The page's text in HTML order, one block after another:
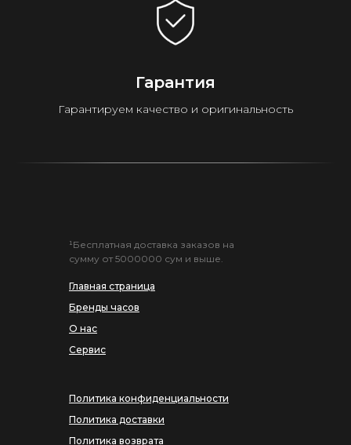
Гарантия
Гарантируем качество и оригинальность
Главная страница
Бренды часов
О нас
Сервис
¹Бесплатная доставка заказов на
сумму от 5000000 сум и выше.
Политика конфиденциальности
Политика доставки
Политика возврата